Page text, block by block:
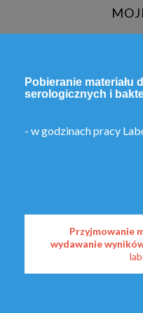
Pobieranie materiału
serologicznych i
- w godzinach pracy
Przyjmowanie
wydawanie